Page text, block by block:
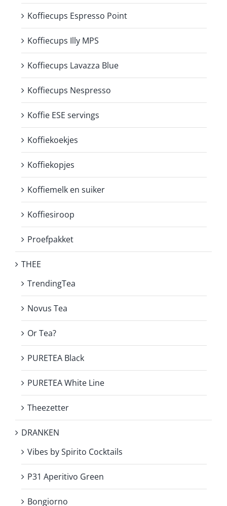
Koffiecups Espresso Point
Koffiecups Illy MPS
Koffiecups Lavazza Blue
Koffiecups Nespresso
Koffie ESE servings
Koffiekoekjes
Koffiekopjes
Koffiemelk en suiker
Koffiesiroop
Proefpakket
THEE
TrendingTea
Novus Tea
Or Tea?
PURETEA Black
PURETEA White Line
Theezetter
DRANKEN
Vibes by Spirito Cocktails
P31 Aperitivo Green
Bongiorno